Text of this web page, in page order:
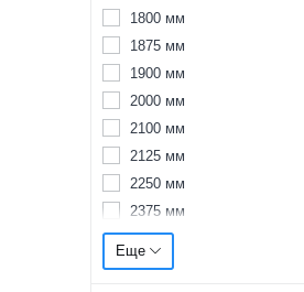
4875 мм
1800 мм
1875 мм
1900 мм
2000 мм
2100 мм
2125 мм
2250 мм
2375 мм
2500 мм
2550 мм
Еще